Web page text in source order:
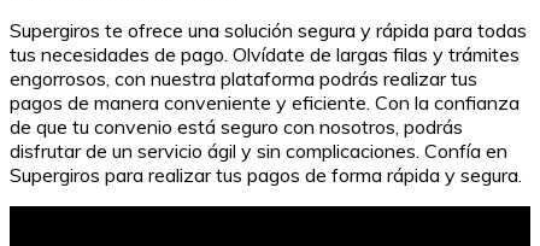
Supergiros te ofrece una solución segura y rápida para todas
tus necesidades de pago. Olvídate de largas filas y trámites
engorrosos, con nuestra plataforma podrás realizar tus
pagos de manera conveniente y eficiente. Con la confianza
de que tu convenio está seguro con nosotros, podrás
disfrutar de un servicio ágil y sin complicaciones. Confía en
Supergiros para realizar tus pagos de forma rápida y segura.